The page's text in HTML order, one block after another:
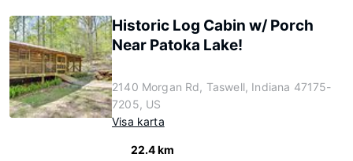
Historic Log Cabin w/ Porch
Near Patoka Lake!
2140 Morgan Rd, Taswell, Indiana 47175-
7205, US
Visa karta
22.4 km